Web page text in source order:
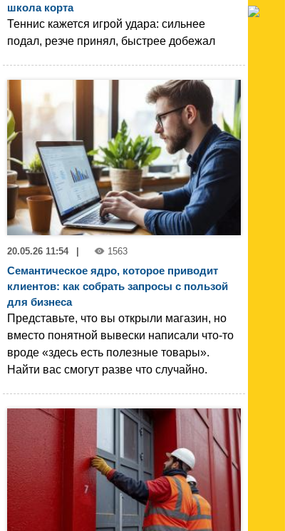
школа корта
Теннис кажется игрой удара: сильнее
подал, резче принял, быстрее добежал
20.05.26 11:54 1563
Семантическое ядро, которое приводит
клиентов: как собрать запросы с пользой
для бизнеса
Представьте, что вы открыли магазин, но
вместо понятной вывески написали что-то
вроде «здесь есть полезные товары».
Найти вас смогут разве что случайно.